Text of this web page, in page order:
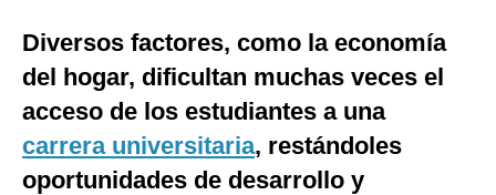
Mundo
EEUU
México
España
Diversos factores, como la economía
del hogar, dificultan muchas veces el
acceso de los estudiantes a una
carrera universitaria, restándoles
oportunidades de desarrollo y